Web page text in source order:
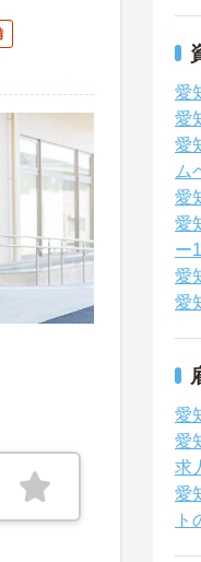
愛
愛
愛
ム
愛
愛
ー
愛
愛
愛
愛
求
愛
ト